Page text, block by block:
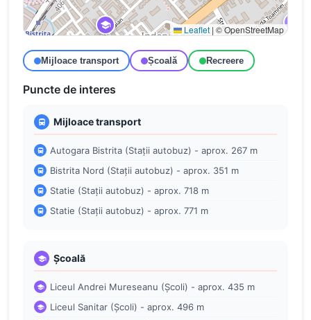
Leaflet | © OpenStreetMap
Mijloace transport Școală Recreere
Puncte de interes
Mijloace transport
Autogara Bistrita (Stații autobuz) - aprox. 267 m
Bistrita Nord (Stații autobuz) - aprox. 351 m
Statie (Stații autobuz) - aprox. 718 m
Statie (Stații autobuz) - aprox. 771 m
Școală
Liceul Andrei Mureseanu (Școli) - aprox. 435 m
Liceul Sanitar (Școli) - aprox. 496 m